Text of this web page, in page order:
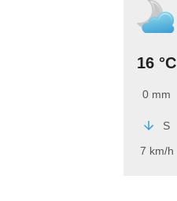
16 °C
0 mm
S
7 km/h